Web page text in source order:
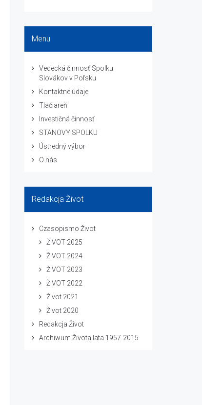
Menu
Vedecká činnosť Spolku
Slovákov v Poľsku
Kontaktné údaje
Tlačiareň
Investičná činnosť
STANOVY SPOLKU
Ústredný výbor
O nás
Redakcja Život
Czasopismo Život
ŽIVOT 2025
ŽIVOT 2024
ŽIVOT 2023
ŽIVOT 2022
Život 2021
Život 2020
Redakcja Život
Archiwum Života lata 1957-2015